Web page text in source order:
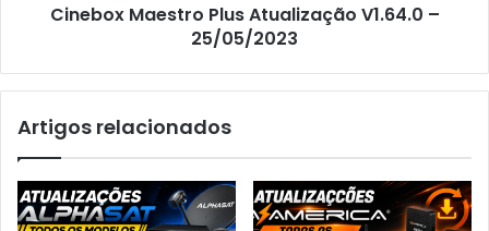
Cinebox Maestro Plus Atualização V1.64.0 –
25/05/2023
Artigos relacionados